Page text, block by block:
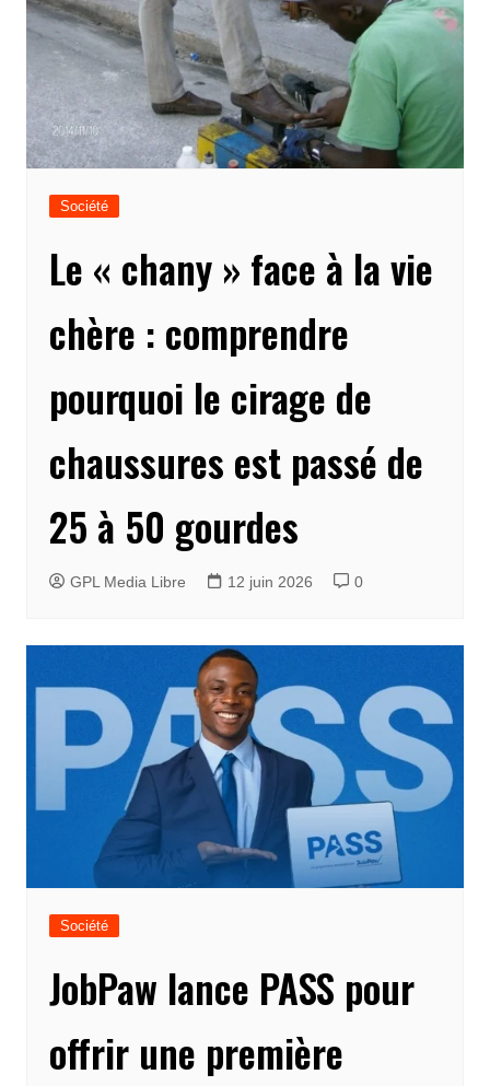
Société
Le « chany » face à la vie
chère : comprendre
pourquoi le cirage de
chaussures est passé de
25 à 50 gourdes
GPL Media Libre 12 juin 2026 0
Société
JobPaw lance PASS pour
offrir une première